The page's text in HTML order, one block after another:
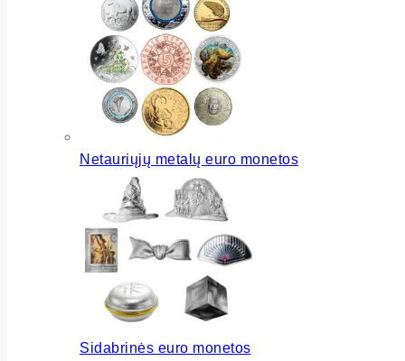
Netauriųjų metalų euro monetos
Sidabrinės euro monetos